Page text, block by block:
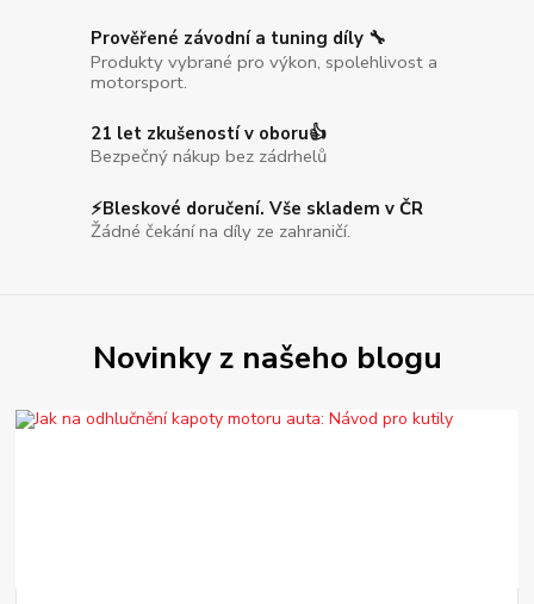
Prověřené závodní a tuning díly 🔧
Produkty vybrané pro výkon, spolehlivost a
motorsport.
21 let zkušeností v oboru👍
Bezpečný nákup bez zádrhelů
⚡Bleskové doručení. Vše skladem v ČR
Žádné čekání na díly ze zahraničí.
Novinky z našeho blogu